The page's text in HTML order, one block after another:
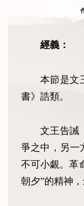
經義：
本節是文
書》誥類。
文王告誡
爭之中，另一
不可小覷。革
朝夕”的精神